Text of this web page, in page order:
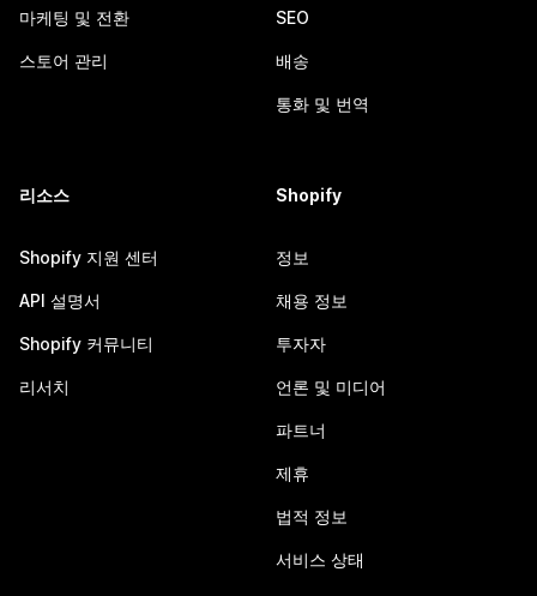
마케팅 및 전환
스토어 관리
SEO
배송
통화 및 번역
리소스
Shopify 지원 센터
API 설명서
Shopify 커뮤니티
리서치
Shopify
정보
채용 정보
투자자
언론 및 미디어
파트너
제휴
법적 정보
서비스 상태